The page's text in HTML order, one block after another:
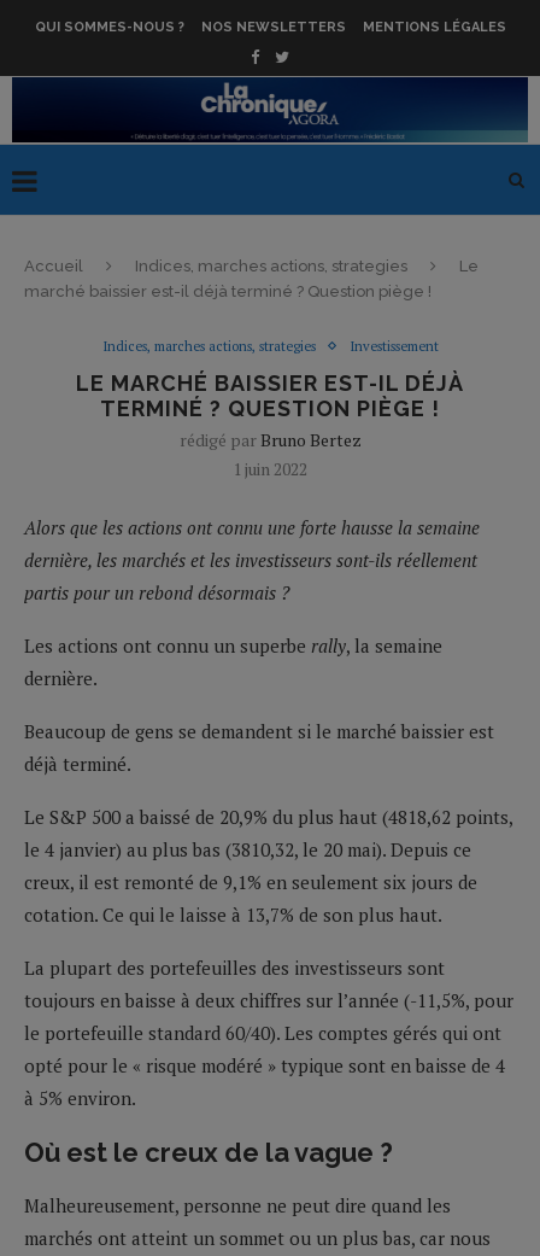
QUI SOMMES-NOUS ? NOS NEWSLETTERS MENTIONS LÉGALES
Accueil Indices, marches actions, strategies
Le
marché baissier est-il déjà terminé ? Question piège !
Indices, marches actions, strategies Investissement
LE MARCHÉ BAISSIER EST-IL DÉJÀ
TERMINÉ ? QUESTION PIÈGE !
rédigé par Bruno Bertez
1 juin 2022
Alors que les actions ont connu une forte hausse la semaine
dernière, les marchés et les investisseurs sont-ils réellement
partis pour un rebond désormais ?
Les actions ont connu un superbe rally, la semaine
dernière.
Beaucoup de gens se demandent si le marché baissier est
déjà terminé.
Le S&P 500 a baissé de 20,9% du plus haut (4818,62 points,
le 4 janvier) au plus bas (3810,32, le 20 mai). Depuis ce
creux, il est remonté de 9,1% en seulement six jours de
cotation. Ce qui le laisse à 13,7% de son plus haut.
La plupart des portefeuilles des investisseurs sont
toujours en baisse à deux chiffres sur l’année (-11,5%, pour
le portefeuille standard 60/40). Les comptes gérés qui ont
opté pour le « risque modéré » typique sont en baisse de 4
à 5% environ.
Où est le creux de la vague ?
Malheureusement, personne ne peut dire quand les
marchés ont atteint un sommet ou un plus bas, car nous